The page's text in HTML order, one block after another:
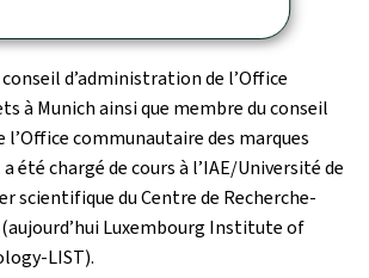
d’administration de l’Office
à Munich ainsi que membre du conseil
l’Office communautaire des marques
été chargé de cours à l’IAE/Université de
scientifique du Centre de Recherche-
Luxembourg Institute of
LIST).